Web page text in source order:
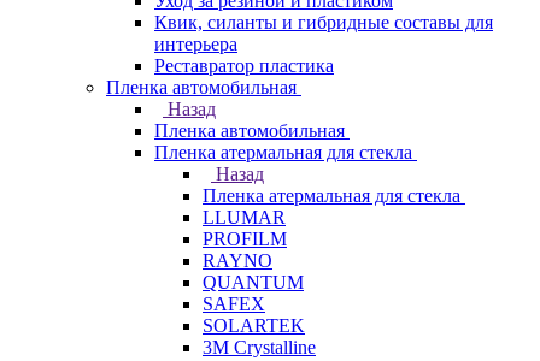
Квик, силанты и гибридные составы для
интерьера
Реставратор пластика
Пленка автомобильная
Назад
Пленка автомобильная
Пленка атермальная для стекла
Назад
Пленка атермальная для стекла
LLUMAR
PROFILM
RAYNO
QUANTUM
SAFEX
SOLARTEK
3M Crystalline